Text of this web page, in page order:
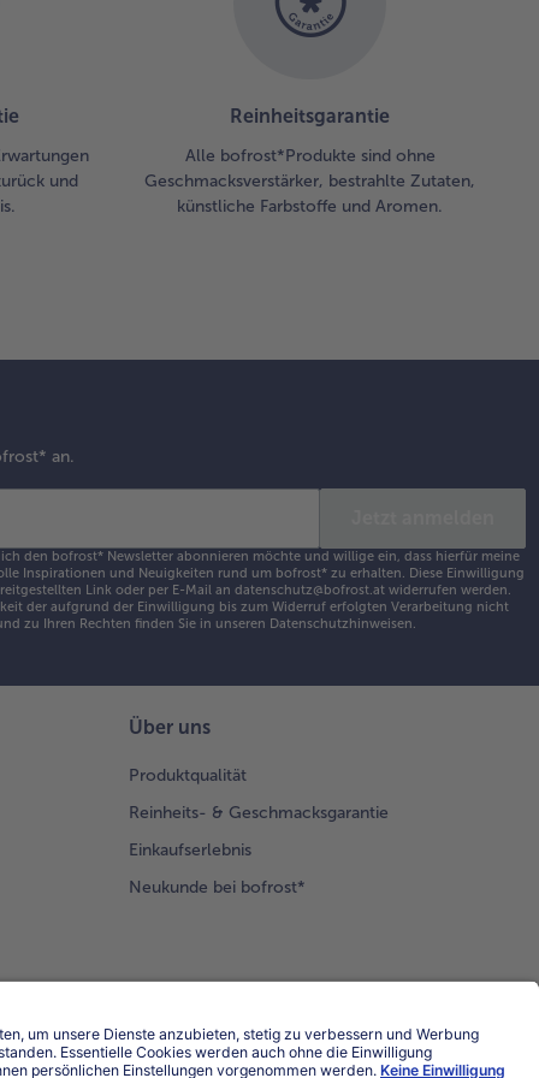
und
Reinheitsgarantie
Alle bofrost*Produkte sind ohne
Geschmacksverstärker, bestrahlte Zutaten,
künstliche Farbstoffe und Aromen.
an.
den bofrost* Newsletter abonnieren möchte und willige ein, dass hierfür meine
Inspirationen und Neuigkeiten rund um bofrost* zu erhalten. Diese Einwilligung
Link oder per E-Mail an datenschutz@bofrost.at widerrufen werden.
der aufgrund der Einwilligung bis zum Widerruf erfolgten Verarbeitung nicht
zu Ihren Rechten finden Sie in unseren Datenschutzhinweisen.
Über uns
Produktqualität
Reinheits- & Geschmacksgarantie
Einkaufserlebnis
Neukunde bei bofrost*